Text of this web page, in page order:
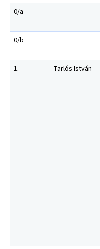
0/a
0/b
1. Tarlós István